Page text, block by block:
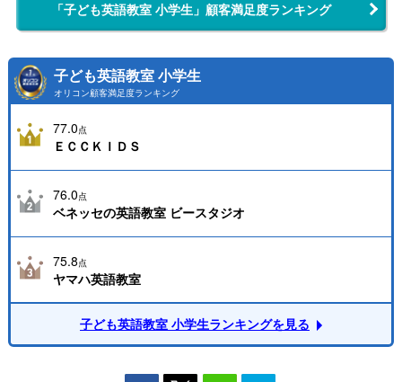
「子ども英語教室 小学生」顧客満足度ランキング
子ども英語教室 小学生
オリコン顧客満足度ランキング
77.0点
ＥＣＣＫＩＤＳ
76.0点
ベネッセの英語教室 ビースタジオ
75.8点
ヤマハ英語教室
子ども英語教室 小学生ランキングを見る